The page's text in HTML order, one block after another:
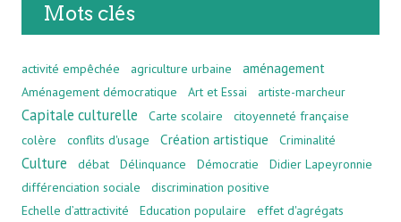
Mots clés
activité empêchée agriculture urbaine aménagement
Aménagement démocratique Art et Essai artiste-marcheur
Capitale culturelle Carte scolaire
citoyenneté française
colère
conflits d'usage Création artistique Criminalité
Culture débat Délinquance Démocratie
Didier Lapeyronnie
différenciation sociale
discrimination positive
Echelle d’attractivité
Education populaire effet d'agrégats